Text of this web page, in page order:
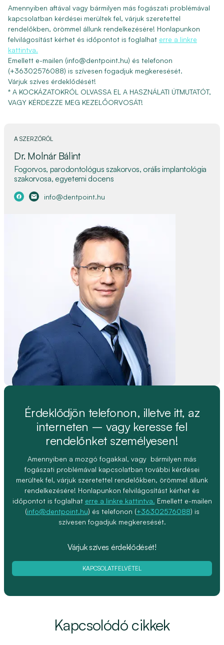
Amennyiben aftával vagy bármilyen más fogászati problémával
kapcsolatban kérdései merültek fel, várjuk szeretettel
rendelőkben, örömmel állunk rendelkezésére! Honlapunkon
felvilágosítást kérhet és időpontot is foglalhat erre a linkre
kattintva.
Emellett e-mailen (info@dentpoint.hu) és telefonon
(+36302576088) is szívesen fogadjuk megkeresését.
Várjuk szíves érdeklődését!
* A KOCKÁZATOKRÓL OLVASSA EL A HASZNÁLATI ÚTMUTATÓT,
VAGY KÉRDEZZE MEG KEZELŐORVOSÁT!
A SZERZŐRŐL
Dr. Molnár Bálint
Fogorvos, parodontológus szakorvos, orális implantológia
szakorvosa, egyetemi docens
info@dentpoint.hu
Érdeklődjön telefonon, illetve itt, az
interneten – vagy keresse fel
rendelőnket személyesen!
Amennyiben a mozgó fogakkal, vagy bármilyen más
fogászati problémával kapcsolatban további kérdései
merültek fel, várjuk szeretettel rendelőkben, örömmel állunk
rendelkezésére! Honlapunkon felvilágosítást kérhet és
időpontot is foglalhat erre a linkre kattintva. Emellett e-mailen
(info@dentpoint.hu) és telefonon (+36302576088) is
szívesen fogadjuk megkeresését.
Várjuk szíves érdeklődését!
KAPCSOLATFELVÉTEL
Kapcsolódó cikkek